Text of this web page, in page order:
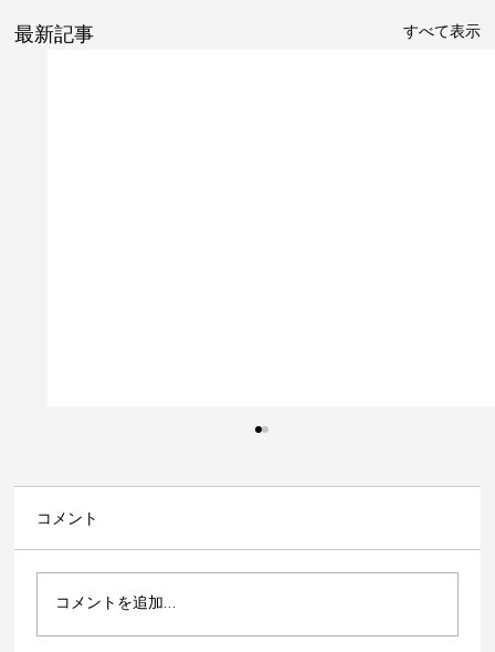
最新記事 すべて表示
コメント
コメントを追加…